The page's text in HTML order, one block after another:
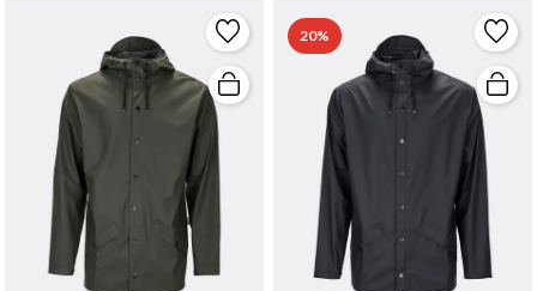
20%